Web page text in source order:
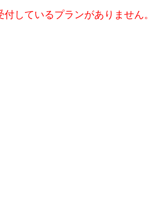
付しているプランがありません